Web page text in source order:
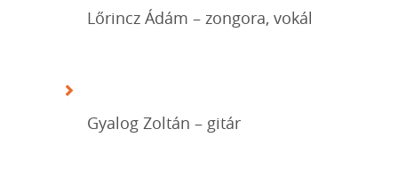
Lőrincz Ádám – zongora, vokál
Gyalog Zoltán – gitár